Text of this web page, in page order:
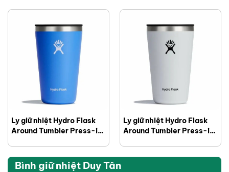
Ly giữ nhiệt Hydro Flask
Around Tumbler Press-in
T12CPB482
Ly giữ nhiệt Hydro Flask
Around Tumbler Press-in
Bình giữ nhiệt Duy Tân